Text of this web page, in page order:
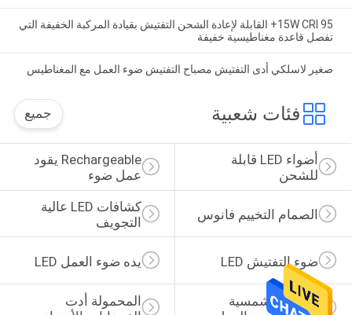
15W CRI 95+ القابلة لإعادة الشحن التفتيش بقيادة المركبة الخفيفة التي
تفصل قاعدة مغناطيسية خفيفة
صغير لاسلكي أدى التفتيش مصباح التفتيش ضوء العمل مع المغناطيس
فئات شعبية جميع
Rechargeable يقود
عمل ضوء
أضواء LED قابلة
للشحن
كشافات LED عالية
التجويف
الصمام التخييم فانوس
يده ضوء العمل LED ضوء التفتيش LED
المحمولة أدت
الطاقة الشمسية